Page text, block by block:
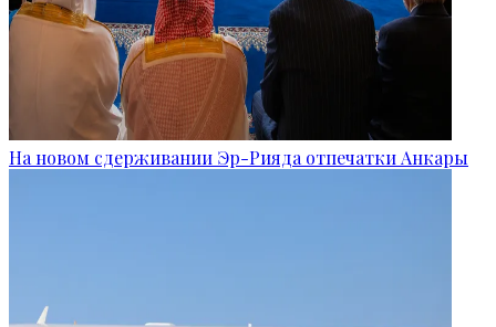
На новом сдерживании Эр-Рияда отпечатки Анкары